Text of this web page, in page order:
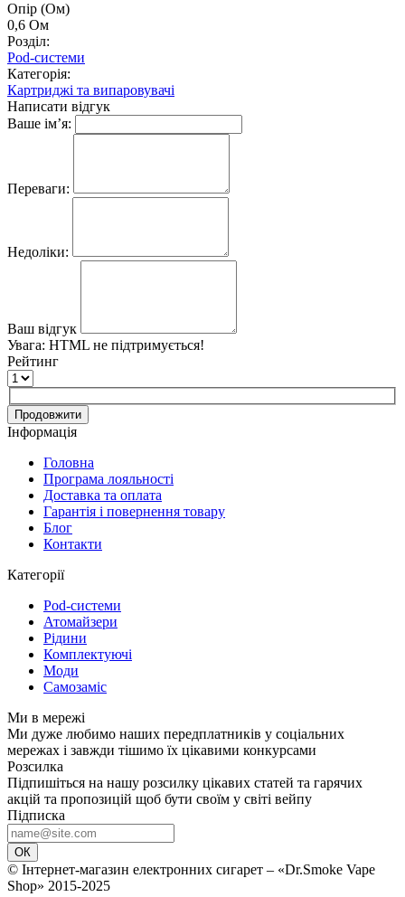
Опір (Ом)
0,6 Ом
Розділ:
Pod-системи
Категорія:
Картриджі та випаровувачі
Написати відгук
Ваше ім’я:
Переваги:
Недоліки:
Ваш відгук
Увага: HTML не підтримується!
Рейтинг
Продовжити
Інформація
Головна
Програма лояльності
Доставка та оплата
Гарантія і повернення товару
Блог
Контакти
Категорії
Pod-системи
Атомайзери
Рідини
Комплектуючі
Моди
Самозаміс
Ми в мережі
Ми дуже любимо наших передплатників у соціальних
мережах і завжди тішимо їх цікавими конкурсами
Розсилка
Підпишіться на нашу розсилку цікавих статей та гарячих
акцій та пропозицій щоб бути своїм у світі вейпу
Підписка
ОК
© Інтернет-магазин електронних сигарет – «Dr.Smoke Vape
Shop» 2015-2025